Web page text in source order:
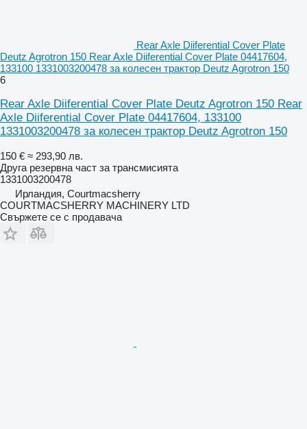
Rear Axle Diiferential Cover Plate
Deutz Agrotron 150 Rear Axle Diiferential Cover Plate 04417604,
133100 1331003200478 за колесен трактор Deutz Agrotron 150
6
Rear Axle Diiferential Cover Plate Deutz Agrotron 150 Rear
Axle Diiferential Cover Plate 04417604, 133100
1331003200478 за колесен трактор Deutz Agrotron 150
150 € ≈ 293,90 лв.
Друга резервна част за трансмисията
1331003200478
Ирландия, Courtmacsherry
COURTMACSHERRY MACHINERY LTD
Свържете се с продавача